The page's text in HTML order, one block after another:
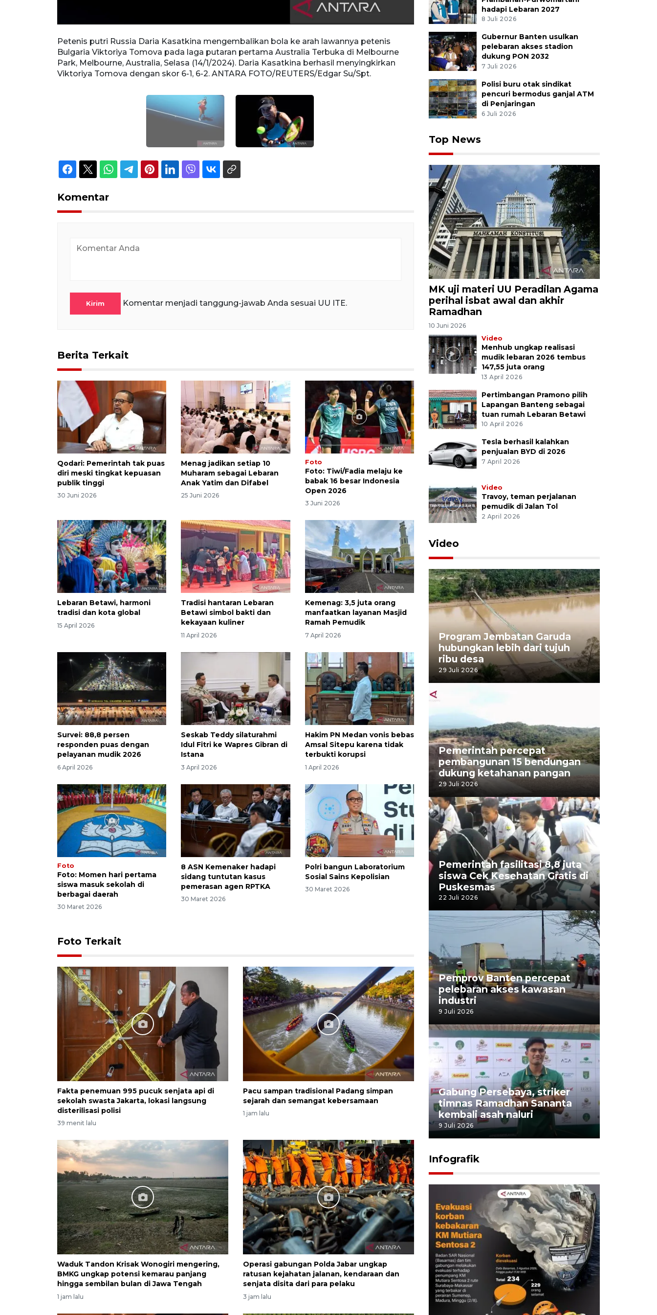
Petenis putri Russia Daria Kasatkina mengembalikan bola ke arah lawannya petenis
Bulgaria Viktoriya Tomova pada laga putaran pertama Australia Terbuka di Melbourne
Park, Melbourne, Australia, Selasa (14/1/2024). Daria Kasatkina berhasil menyingkirkan
Viktoriya Tomova dengan skor 6-1, 6-2. ANTARA FOTO/REUTERS/Edgar Su/Spt.
Petenis putri Bulgaria Viktoriya Tomova mengembalikan
putri Russia Daria Kasatkina pada laga putaran pertama
Park, Melbourne, Australia, Selasa (14/1/2024). Daria
Viktoriya Tomova dengan skor 6-1, 6-2. ANTARA FOTO/
Komentar
Kirim Komentar menjadi tanggung-jawab Anda sesuai UU ITE.
Berita Terkait
Qodari: Pemerintah tak puas
diri meski tingkat kepuasan
publik tinggi
30 Juni 2026
Menag jadikan setiap 10
Muharam sebagai Lebaran
Anak Yatim dan Difabel
25 Juni 2026
Foto
Foto: Tiwi/Fadia melaju ke
babak 16 besar Indonesia
Open 2026
3 Juni 2026
Lebaran Betawi, harmoni
tradisi dan kota global
15 April 2026
Tradisi hantaran Lebaran
Betawi simbol bakti dan
kekayaan kuliner
11 April 2026
Kemenag: 3,5 juta orang
manfaatkan layanan Masjid
Ramah Pemudik
7 April 2026
Survei: 88,8 persen
responden puas dengan
pelayanan mudik 2026
6 April 2026
Seskab Teddy silaturahmi
Idul Fitri ke Wapres Gibran di
Istana
3 April 2026
Hakim PN Medan vonis bebas
Amsal Sitepu karena tidak
terbukti korupsi
1 April 2026
Foto
Foto: Momen hari pertama
siswa masuk sekolah di
berbagai daerah
30 Maret 2026
8 ASN Kemenaker hadapi
sidang tuntutan kasus
pemerasan agen RPTKA
30 Maret 2026
Polri bangun Laboratorium
Sosial Sains Kepolisian
30 Maret 2026
Foto Terkait
Fakta penemuan 995 pucuk senjata api di
sekolah swasta Jakarta, lokasi langsung
disterilisasi polisi
39 menit lalu
Pacu sampan tradisional Padang simpan
sejarah dan semangat kebersamaan
1 jam lalu
Waduk Tandon Krisak Wonogiri mengering,
BMKG ungkap potensi kemarau panjang
hingga sembilan bulan di Jawa Tengah
1 jam lalu
Operasi gabungan Polda Jabar ungkap
ratusan kejahatan jalanan, kendaraan dan
senjata disita dari para pelaku
3 jam lalu
hadapi Lebaran 2027
8 Juli 2026
Gubernur Banten usulkan
pelebaran akses stadion
dukung PON 2032
7 Juli 2026
Polisi buru otak sindikat
pencuri bermodus ganjal ATM
di Penjaringan
6 Juli 2026
Top News
MK uji materi UU Peradilan Agama
perihal isbat awal dan akhir
Ramadhan
10 Juni 2026
Video
Menhub ungkap realisasi
mudik lebaran 2026 tembus
147,55 juta orang
13 April 2026
Pertimbangan Pramono pilih
Lapangan Banteng sebagai
tuan rumah Lebaran Betawi
10 April 2026
Tesla berhasil kalahkan
penjualan BYD di 2026
7 April 2026
Video
Travoy, teman perjalanan
pemudik di Jalan Tol
2 April 2026
Video
Program Jembatan Garuda
hubungkan lebih dari tujuh
ribu desa
29 Juli 2026
Pemerintah percepat
pembangunan 15 bendungan
dukung ketahanan pangan
29 Juli 2026
Pemerintah fasilitasi 8,8 juta
siswa Cek Kesehatan Gratis di
Puskesmas
22 Juli 2026
Pemprov Banten percepat
pelebaran akses kawasan
industri
9 Juli 2026
Gabung Persebaya, striker
timnas Ramadhan Sananta
kembali asah naluri
9 Juli 2026
Infografik